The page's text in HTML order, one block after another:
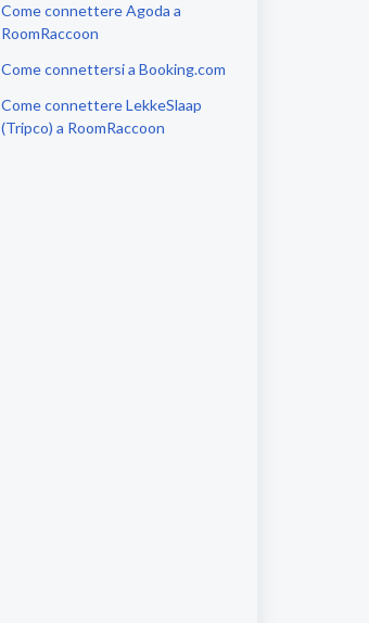
Come connettere Agoda a
RoomRaccoon
Come connettersi a Booking.com
Come connettere LekkeSlaap
(Tripco) a RoomRaccoon